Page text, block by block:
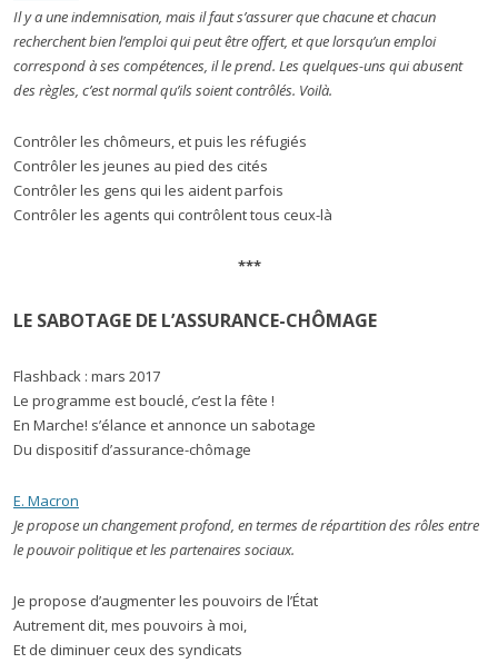
Il y a une indemnisation, mais il faut s’assurer que chacune et chacun
recherchent bien l’emploi qui peut être offert, et que lorsqu’un emploi
correspond à ses compétences, il le prend. Les quelques-uns qui abusent
des règles, c’est normal qu’ils soient contrôlés. Voilà.
Contrôler les chômeurs, et puis les réfugiés
Contrôler les jeunes au pied des cités
Contrôler les gens qui les aident parfois
Contrôler les agents qui contrôlent tous ceux-là
***
LE SABOTAGE DE L’ASSURANCE-CHÔMAGE
Flashback : mars 2017
Le programme est bouclé, c’est la fête !
En Marche! s’élance et annonce un sabotage
Du dispositif d’assurance-chômage
E. Macron
Je propose un changement profond, en termes de répartition des rôles entre
le pouvoir politique et les partenaires sociaux.
Je propose d’augmenter les pouvoirs de l’État
Autrement dit, mes pouvoirs à moi,
Et de diminuer ceux des syndicats